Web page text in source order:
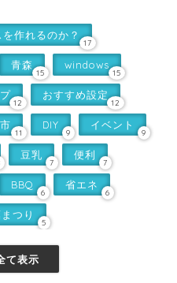
作れるのか？
17
青森
15
windows
15
12
おすすめ設定
12
11
DIY
9
イベント
9
豆乳
7
便利
7
BBQ
6
省エネ
6
つり
5
て表示